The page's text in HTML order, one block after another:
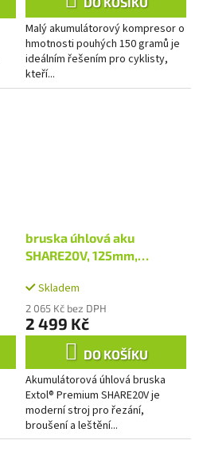
Malý akumulátorový kompresor o
hmotnosti pouhých 150 gramů je
ideálním řešením pro cyklisty,
kteří...
bruska úhlová aku
SHARE20V, 125mm,
Skladem
2 065 Kč bez DPH
2 499 Kč
DO KOŠÍKU
Akumulátorová úhlová bruska
Extol® Premium SHARE20V je
moderní stroj pro řezání,
broušení a leštění...